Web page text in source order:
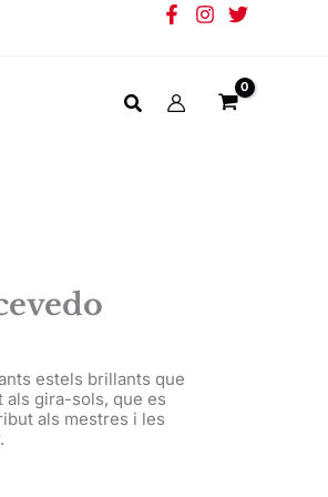
estels brillants que
als gira-sols, que es
als mestres i les